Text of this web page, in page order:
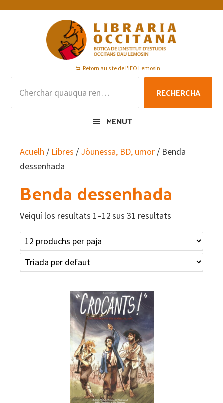
Skip
Skip
Skip
Retorn au site de l'IEO Lemosin
RECHERCHA
MENUT
Acuelh / Libres / Jòunessa, BD, umor / Benda
dessenhada
Benda dessenhada
Veiquí los resultats 1–12 sus 31 resultats